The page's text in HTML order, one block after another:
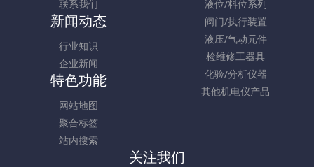
联系我们
液位/料位系列
阀门/执行装置
液压/气动元件
检维修工器具
化验/分析仪器
其他机电仪产品
新闻动态
行业知识
企业新闻
特色功能
网站地图
聚合标签
站内搜索
关注我们